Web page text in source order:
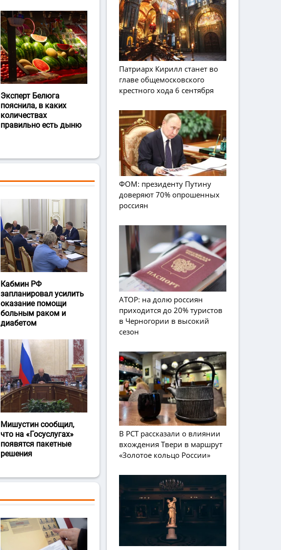
Эксперт Белюга
пояснила, в каких
количествах
правильно есть дыню
Кабмин РФ
запланировал усилить
оказание помощи
больным раком и
диабетом
Мишустин сообщил,
что на «Госуслугах»
появятся пакетные
решения
Патриарх Кирилл станет во
главе общемосковского
крестного хода 6 сентября
ФОМ: президенту Путину
доверяют 70% опрошенных
россиян
АТОР: на долю россиян
приходится до 20% туристов
в Черногории в высокий
сезон
В РСТ рассказали о влиянии
вхождения Твери в маршрут
«Золотое кольцо России»